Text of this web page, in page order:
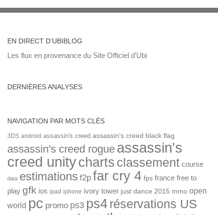
EN DIRECT D’UBIBLOG
Les flux en provenance du Site Officiel d'Ubi
DERNIÈRES ANALYSES
NAVIGATION PAR MOTS CLÉS
3DS android assassin's creed assassin's creed black flag
assassin's creed rogue assassin's
creed unitycharts classement course
data estimations f2p far cry 4 fps france free to
play gfk ios ipad iphone ivory tower just dance 2015 mmo open
world pc promo ps3 ps4réservations US